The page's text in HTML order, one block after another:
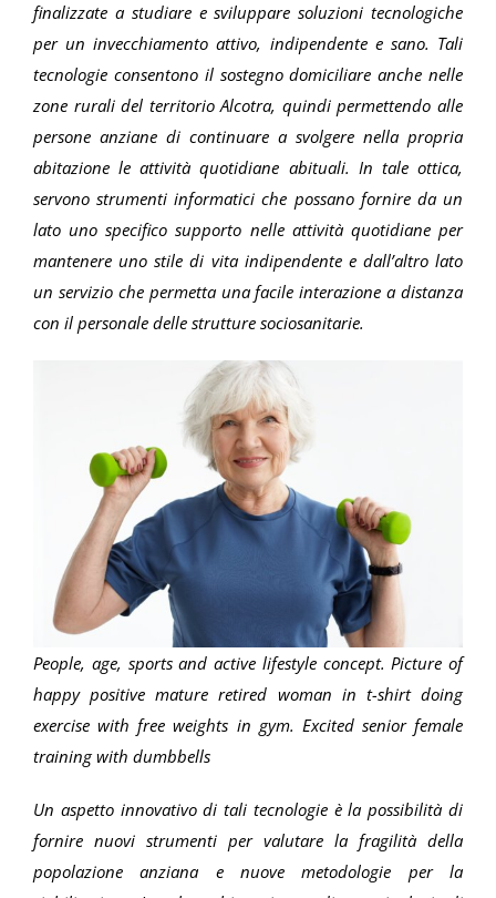
finalizzate a studiare e sviluppare soluzioni tecnologiche
per un invecchiamento attivo, indipendente e sano. Tali
tecnologie consentono il sostegno domiciliare anche nelle
zone rurali del territorio Alcotra, quindi permettendo alle
persone anziane di continuare a svolgere nella propria
abitazione le attività quotidiane abituali. In tale ottica,
servono strumenti informatici che possano fornire da un
lato uno specifico supporto nelle attività quotidiane per
mantenere uno stile di vita indipendente e dall’altro lato
un servizio che permetta una facile interazione a distanza
con il personale delle strutture sociosanitarie.
People, age, sports and active lifestyle concept. Picture of
happy positive mature retired woman in t-shirt doing
exercise with free weights in gym. Excited senior female
training with dumbbells
Un aspetto innovativo di tali tecnologie è la possibilità di
fornire nuovi strumenti per valutare la fragilità della
popolazione anziana e nuove metodologie per la